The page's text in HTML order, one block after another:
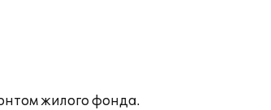
жилого фонда.